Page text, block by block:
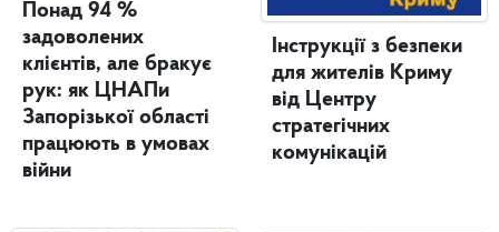
Понад 94 %
задоволених
клієнтів, але бракує
рук: як ЦНАПи
Запорізької області
працюють в умовах
війни
Інструкції з безпеки
для жителів Криму
від Центру
стратегічних
комунікацій